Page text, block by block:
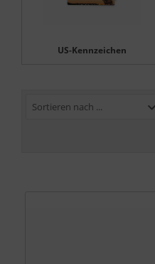
US-Kennzeichen
Sortieren nach ...